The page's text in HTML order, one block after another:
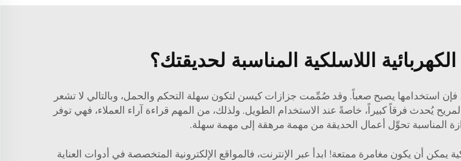
اللاسلكية المناسبة لحديقتك؟
فإن استخدامها يصبح صعباً. وقد صُمِّمت جزازات كيسن لتكون سهلة التحكم والحمل، وبالتالي لا تشعر
يُحدث فرقاً كبيراً، خاصةً عند الاستخدام الطويل. ولذلك، من المهم قراءة آراء العملاء، فهي توفر
المناسبة تحوِّل أعمال الحديقة من مهمة مرهقة إلى مهمة سهلة.
أن يكون مغامرة ممتعة! ابدأ عبر الإنترنت، فالمواقع الإلكترونية المتخصصة في أدوات العناية